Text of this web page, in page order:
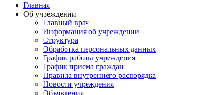
Главная
Об учреждении
Главный врач
Информация об учреждении
Структура
Обработка персональных данных
График работы учреждения
График приема граждан
Правила внутреннего распорядка
Новости учреждения
Объявления